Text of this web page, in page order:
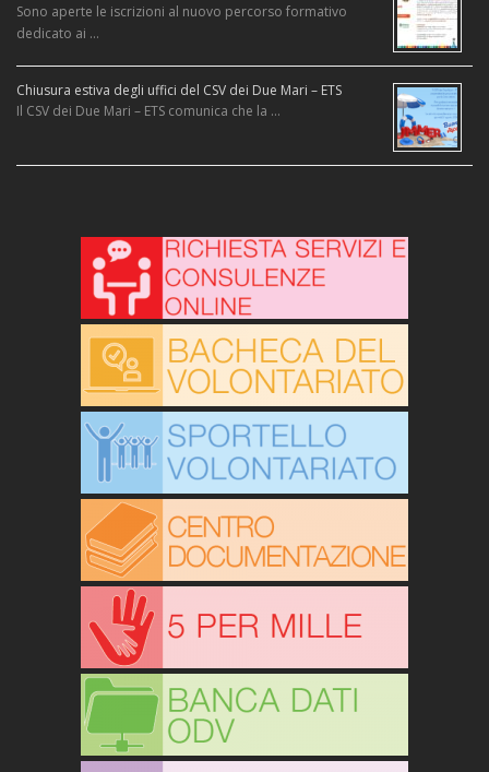
Sono aperte le iscrizioni al nuovo percorso formativo
dedicato ai …
Chiusura estiva degli uffici del CSV dei Due Mari – ETS
Il CSV dei Due Mari – ETS comunica che la …